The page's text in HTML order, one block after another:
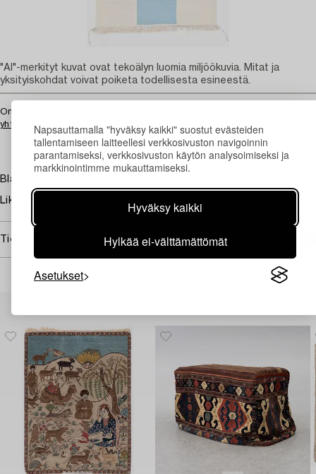
Napsauttamalla "hyväksy kaikki" suostut evästeiden
tallentamiseen laitteellesi verkkosivuston navigoinnin
parantamiseksi, verkkosivuston käytön analysoimiseksi ja
markkinointimme mukauttamiseksi.
Hyväksy kaikki
Hylkää ei-välttämättömät
Asetukset
Onko sinulla vastaava esine jonka haluat arvioituttaa?
yhteyttä
Blåa och ljusa rutior.
Likaa.
Tietoa ostamisesta
"AI"-merkityt kuvat ovat tekoälyn luomia miljöökuvia. Mitat ja
yksityiskohdat voivat poiketa todellisesta esineestä.